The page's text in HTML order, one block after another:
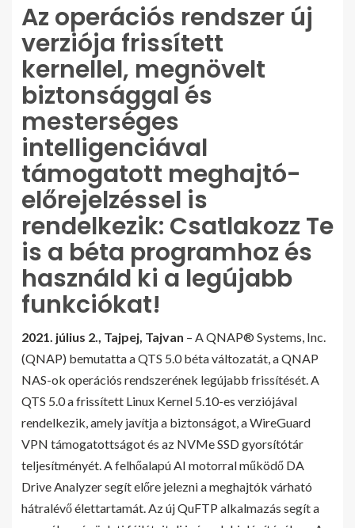
Az operációs rendszer új
verziója frissített
kernellel, megnövelt
biztonsággal és
mesterséges
intelligenciával
támogatott meghajtó-
előrejelzéssel is
rendelkezik: Csatlakozz Te
is a béta programhoz és
használd ki a legújabb
funkciókat!
2021. július 2., Tajpej, Tajvan – A QNAP® Systems, Inc.
(QNAP) bemutatta a QTS 5.0 béta változatát, a QNAP
NAS-ok operációs rendszerének legújabb frissítését. A
QTS 5.0 a frissített Linux Kernel 5.10-es verziójával
rendelkezik, amely javítja a biztonságot, a WireGuard
VPN támogatottságot és az NVMe SSD gyorsítótár
teljesítményét. A felhőalapú AI motorral működő DA
Drive Analyzer segít előre jelezni a meghajtók várható
hátralévő élettartamát. Az új QuFTP alkalmazás segít a